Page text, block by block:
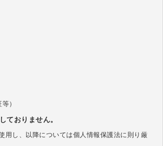
）
ておりません。
し、以降については個人情報保護法に則り厳